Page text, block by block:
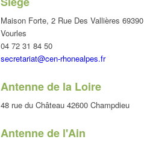
Maison Forte, 2 Rue Des Vallières 69390
Vourles
04 72 31 84 50
secretariat@cen-rhonealpes.fr
Antenne de la Loire
48 rue du Château 42600 Champdieu
Antenne de l'Ain